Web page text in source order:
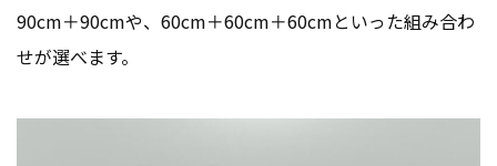
90cm＋90cmや、60cm＋60cm＋60cmといった組み合わ
せが選べます。